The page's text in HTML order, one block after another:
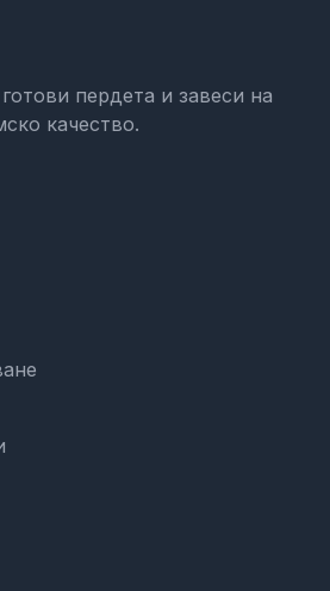
пердета и завеси на
качество.